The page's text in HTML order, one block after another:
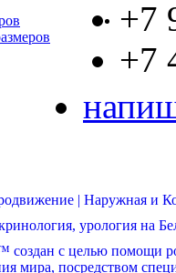
+7
+7